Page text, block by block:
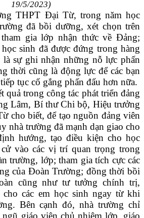
19/5/2023)
THPT Đại Từ, trong năm học
đã bồi dưỡng, xét chọn trên
gia lớp nhận thức về Đảng;
sinh đã được đứng trong hàng
sự ghi nhận những nỗ lực phấn
thời cũng là động lực để các bạn
tục cố gắng phấn đấu hơn nữa.
quả trong công tác phát triển đảng
Lâm, Bí thư Chi bộ, Hiệu trưởng
cho biết, để tạo nguồn đảng viên
nhà trường đã mạnh dạn giao cho
hướng, tạo điều kiện cho học
vào các vị trí quan trọng trong
trường, lớp; tham gia tích cực các
của Đoàn Trường; đồng thời bồi
cũng như tư tưởng chính trị,
cho các em học sinh ngay từ khi
Bên cạnh đó, nhà trường chỉ